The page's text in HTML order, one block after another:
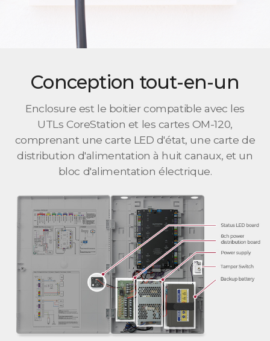
Conception tout-en-un
Enclosure est le boitier compatible avec les
UTLs CoreStation et les cartes OM-120,
comprenant une carte LED d'état, une carte de
distribution d'alimentation à huit canaux, et un
bloc d'alimentation électrique.